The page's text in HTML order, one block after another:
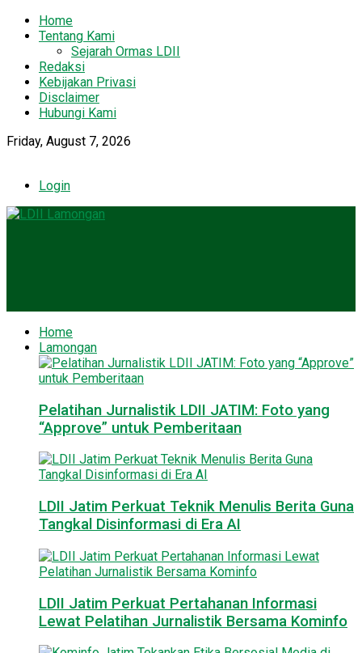
Home
Tentang Kami
Sejarah Ormas LDII
Redaksi
Kebijakan Privasi
Disclaimer
Hubungi Kami
Friday, August 7, 2026
Login
Home
Lamongan
Pelatihan Jurnalistik LDII JATIM: Foto yang
“Approve” untuk Pemberitaan
LDII Jatim Perkuat Teknik Menulis Berita Guna
Tangkal Disinformasi di Era AI
LDII Jatim Perkuat Pertahanan Informasi
Lewat Pelatihan Jurnalistik Bersama Kominfo